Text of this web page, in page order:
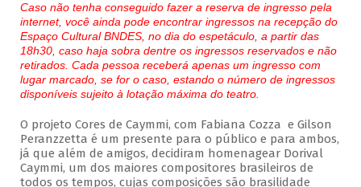
Caso não tenha conseguido fazer a reserva de ingresso pela
internet, você ainda pode encontrar ingressos na recepção do
Espaço Cultural BNDES, no dia do espetáculo, a partir das
18h30, caso haja sobra dentre os ingressos reservados e não
retirados. Cada pessoa receberá apenas um ingresso com
lugar marcado, se for o caso, estando o número de ingressos
disponíveis sujeito à lotação máxima do teatro.
O projeto Cores de Caymmi, com Fabiana Cozza e Gilson
Peranzzetta é um presente para o público e para ambos,
já que além de amigos, decidiram homenagear Dorival
Caymmi, um dos maiores compositores brasileiros de
todos os tempos, cujas composições são brasilidade